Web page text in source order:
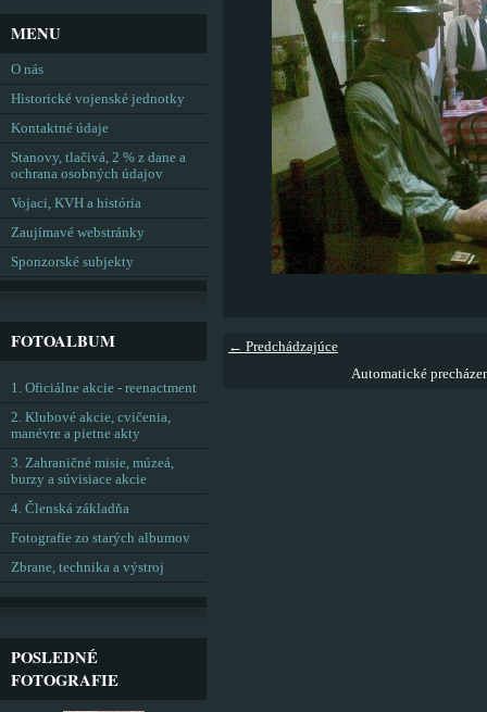
← Predchádzajúce
Automatické
MENU
O nás
Historické vojenské jednotky
Kontaktné údaje
Stanovy, tlačivá, 2 % z dane a
ochrana osobných údajov
Vojaci, KVH a história
Zaujímavé webstránky
Sponzorské subjekty
FOTOALBUM
1. Oficiálne akcie - reenactment
2. Klubové akcie, cvičenia,
manévre a pietne akty
3. Zahraničné misie, múzeá,
burzy a súvisiace akcie
4. Členská základňa
Fotografie zo starých albumov
Zbrane, technika a výstroj
POSLEDNÉ
FOTOGRAFIE